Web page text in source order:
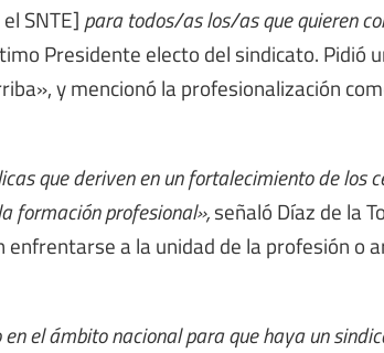
SNTE] para todos/as los/as que quieren
Presidente electo del sindicato. Pidió
y mencionó la profesionalización
que deriven en un fortalecimiento de los
formación profesional»,señaló Díaz de la
a la unidad de la profesión o
el ámbito nacional para que haya un